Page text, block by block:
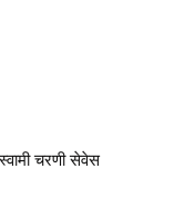
चरणी सेवेस